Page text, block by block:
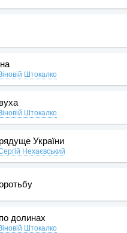
Штокалко
Штокалко
України
Нехаєвський
долинах
Штокалко